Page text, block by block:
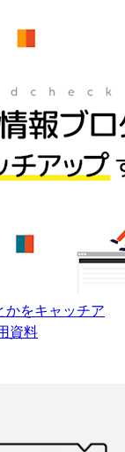
をキャッチア
資料